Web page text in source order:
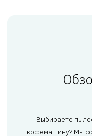
Выбираете
кофемашину? Мы